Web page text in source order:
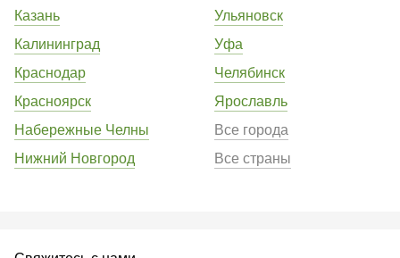
Казань
Калининград
Краснодар
Красноярск
Набережные Челны
Нижний Новгород
Ульяновск
Уфа
Челябинск
Ярославль
Все города
Все страны